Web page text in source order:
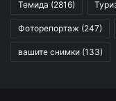
Темида (2816)
Фоторепортаж (247)
вашите снимки (133)